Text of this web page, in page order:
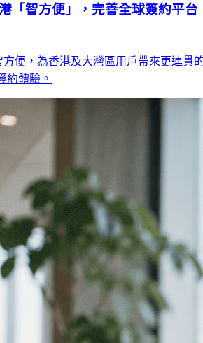
「智方便」，完善全球簽約平台
便，為香港及大灣區用戶帶來更連貫
約體驗。